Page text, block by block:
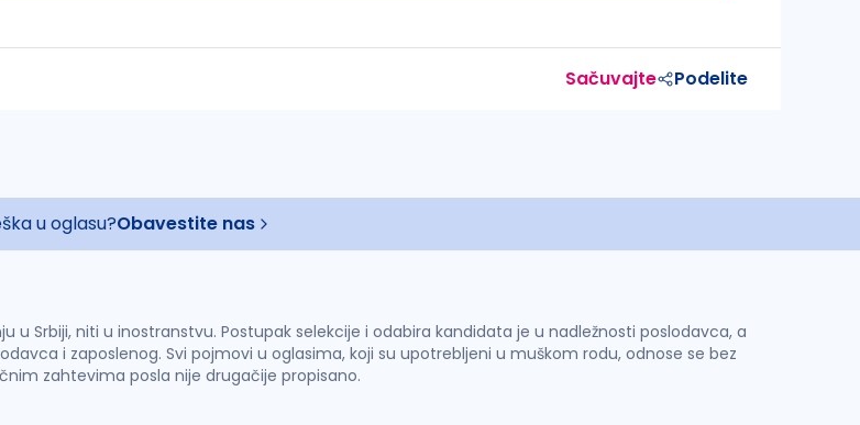
Sačuvajte Podelite
u oglasu?Obavestite nas
u Srbiji, niti u inostranstvu. Postupak selekcije i odabira kandidata je u nadležnosti poslodavca, a
i zaposlenog. Svi pojmovi u oglasima, koji su upotrebljeni u muškom rodu, odnose se bez
zahtevima posla nije drugačije propisano.